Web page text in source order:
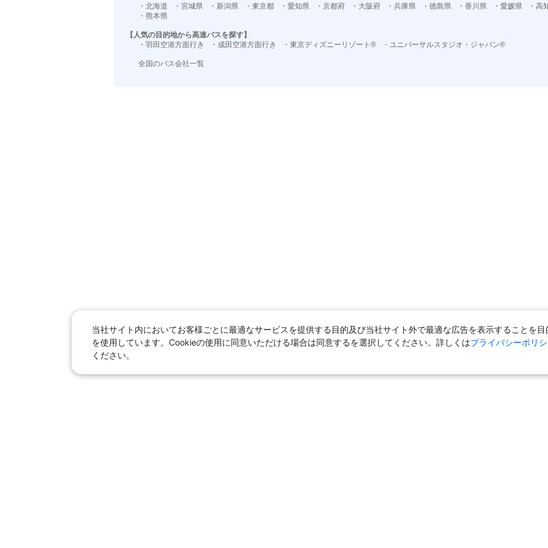
・北海道
・宮城県 ・新潟県 ・東京都 ・愛知県 ・京都府 ・大阪府 ・兵庫県 ・徳島県 ・香川県 ・愛媛県 ・高
・熊本県
【人気の目的地から高速バスを探す】
・羽田空港方面行き
・成田空港方面行き ・東京ディズニーリゾート® ・ユニバーサルスタジオ・ジャパン®
全国のバス会社一覧
当社サイト内においてお客様ごとに最適なサービスを提供する目的及び当社サイト外で最適な広告を表示することを
を使用しています。Cookieの使用に同意いただける場合は同意するを選択してください。詳しくはプライバシーポリ
ください。